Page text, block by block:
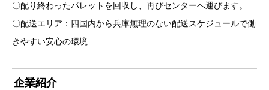
〇配り終わったパレットを回収し、再びセンターへ運びます。
〇配送エリア：四国内から兵庫無理のない配送スケジュールで働
きやすい安心の環境
企業紹介